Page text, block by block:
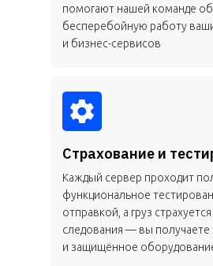
помогают нашей команде
бесперебойную работу
и бизнес-сервисов
Страхование и
Каждый сервер проходит
функциональное
отправкой, а груз
следования — вы
и защищённое